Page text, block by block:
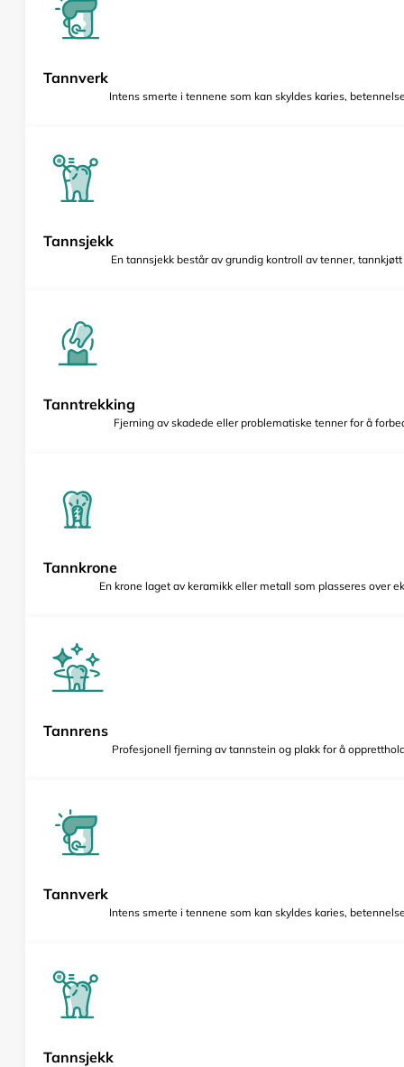
Tannverk
Intens smerte i tennene som kan skyldes karies,
Tannsjekk
En tannsjekk består av grundig kontroll av tenner,
Tanntrekking
Fjerning av skadede eller problematiske tenner for å
Tannkrone
En krone laget av keramikk eller metall som plasseres over
Tannrens
Profesjonell fjerning av tannstein og plakk for å
Tannverk
Intens smerte i tennene som kan skyldes karies,
Tannsjekk